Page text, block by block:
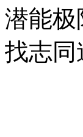
潜能极
找志同